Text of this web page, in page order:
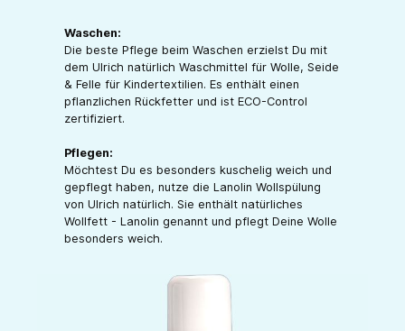
Waschen:
Die beste Pflege beim Waschen erzielst Du mit
dem Ulrich natürlich Waschmittel für Wolle, Seide
& Felle für Kindertextilien. Es enthält einen
pflanzlichen Rückfetter und ist ECO-Control
zertifiziert.
Pflegen:
Möchtest Du es besonders kuschelig weich und
gepflegt haben, nutze die Lanolin Wollspülung
von Ulrich natürlich. Sie enthält natürliches
Wollfett - Lanolin genannt und pflegt Deine Wolle
besonders weich.